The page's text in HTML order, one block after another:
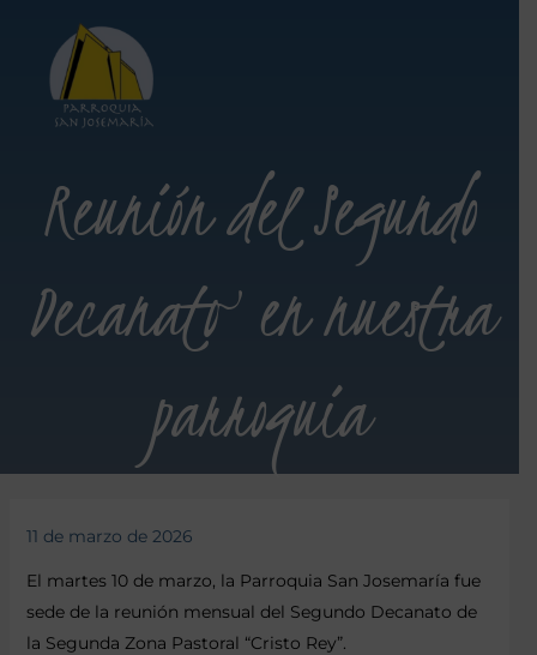
Reunión del Segundo
Decanato en nuestra
parroquia
11 de marzo de 2026
El martes 10 de marzo, la Parroquia San Josemaría fue
sede de la reunión mensual del Segundo Decanato de
la Segunda Zona Pastoral “Cristo Rey”.